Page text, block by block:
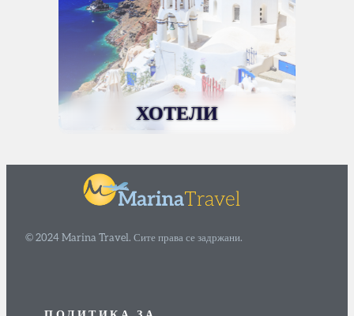
ХОТЕЛИ
© 2024 Marina Travel. Сите права се задржани.